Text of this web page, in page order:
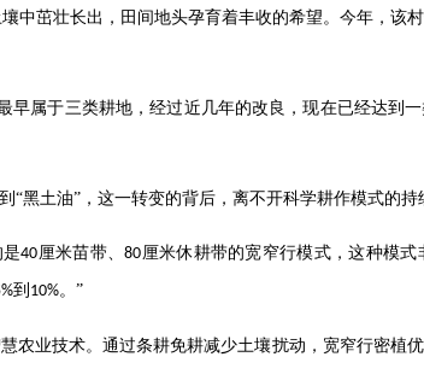
中茁壮长出，田间地头孕育着丰收的希望。今年，该
属于三类耕地，经过近几年的改良，现在已经达到
“黑土油”，这一转变的背后，离不开科学耕作模式的持
是40厘米苗带、80厘米休耕带的宽窄行模式，这种模
到 10%。”
农业技术。通过条耕免耕减少土壤扰动，宽窄行密植